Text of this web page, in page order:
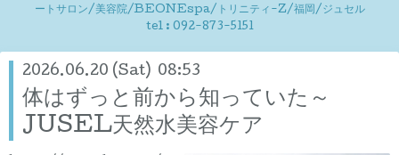
ートサロン/美容院/BEONEspa/トリニティ-Z/福岡/ジュセル
tel : 092-873-5151
2026.06.20 (Sat) 08:53
体はずっと前から知っていた～
JUSEL天然水美容ケア